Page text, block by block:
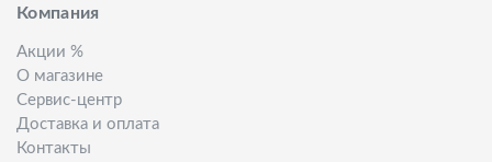
Компания
Акции %
О магазине
Сервис-центр
Доставка и оплата
Контакты